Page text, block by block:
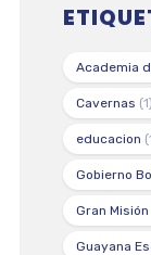
Academia
Cavernas (1)
educacion
Gobierno
Gran
Guayana